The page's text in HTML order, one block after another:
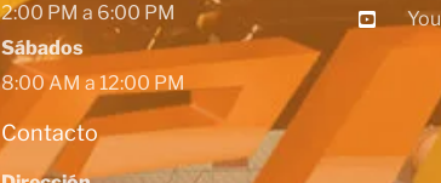
2:00 PM a 6:00 PM
Sábados
8:00 AM a 12:00 PM
Contacto